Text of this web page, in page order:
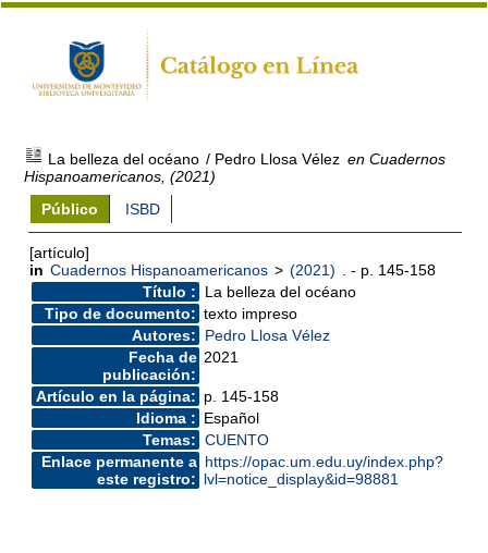
La belleza del océano / Pedro Llosa Vélez en Cuadernos
Hispanoamericanos, (2021)
Público
ISBD
[artículo]
in Cuadernos Hispanoamericanos > (2021)
. - p. 145-158
Título :
La belleza del océano
Tipo de documento: texto impreso
Autores:
Pedro Llosa Vélez
Fecha de
publicación:
2021
Artículo en la página: p. 145-158
Idioma : Español
Temas: CUENTO
Enlace permanente a
este registro:
https://opac.um.edu.uy/index.php?
lvl=notice_display&id=98881